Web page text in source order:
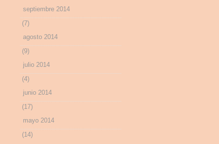
septiembre 2014
(7)
agosto 2014
(9)
julio 2014
(4)
junio 2014
(17)
mayo 2014
(14)